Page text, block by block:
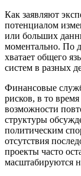
Как заявляют
потенциалом
или больших
моментально. По
хватает общего
систем в разных
Финансовые
рисков, в то
возможности
структуры
политическим
отсутствия
проекты часто
масштабируются